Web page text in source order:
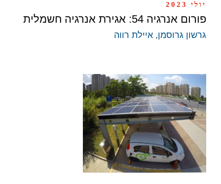
יולי 2023
פורום אנרגיה 54: אגירת אנרגיה חשמלית
גרשון גרוסמן, איילת רווה